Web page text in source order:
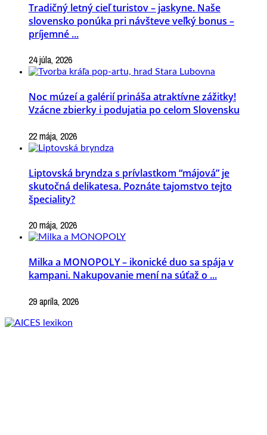
Tradičný letný cieľ turistov – jaskyne. Naše
slovensko ponúka pri návšteve veľký bonus –
príjemné ...
24 júla, 2026
Noc múzeí a galérií prináša atraktívne zážitky!
Vzácne zbierky i podujatia po celom Slovensku
22 mája, 2026
Liptovská bryndza s prívlastkom “májová” je
skutočná delikatesa. Poznáte tajomstvo tejto
špeciality?
20 mája, 2026
Milka a MONOPOLY – ikonické duo sa spája v
kampani. Nakupovanie mení na súťaž o ...
29 apríla, 2026